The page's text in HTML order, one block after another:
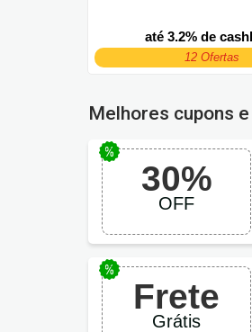
até 3.2% de
12 Ofertas
Melhores cupons
30%
OFF
Frete
Grátis